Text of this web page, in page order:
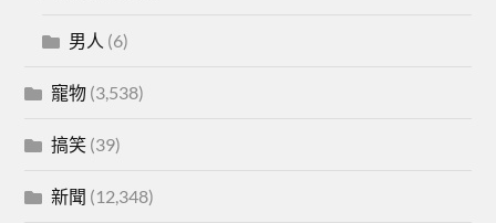
男人 (6)
寵物 (3,538)
搞笑 (39)
新聞 (12,348)